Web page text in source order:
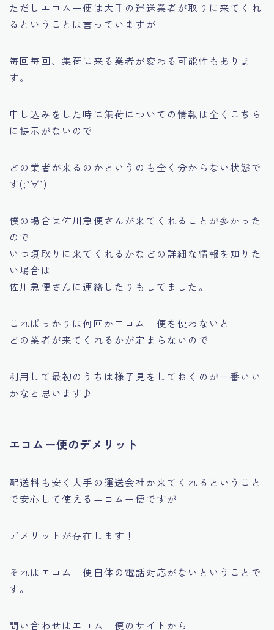
ただしエコムー便は大手の運送業者が取りに来てくれ
るということは言っていますが
毎回毎回、集荷に来る業者が変わる可能性もありま
す。
申し込みをした時に集荷についての情報は全くこちら
に提示がないので
どの業者が来るのかというのも全く分からない状態で
す(;’∀’)
僕の場合は佐川急便さんが来てくれることが多かった
ので
いつ頃取りに来てくれるかなどの詳細な情報を知りた
い場合は
佐川急便さんに連絡したりもしてました。
こればっかりは何回かエコムー便を使わないと
どの業者が来てくれるかが定まらないので
利用して最初のうちは様子見をしておくのが一番いい
かなと思います♪
エコムー便のデメリット
配送料も安く大手の運送会社か来てくれるということ
で安心して使えるエコムー便ですが
デメリットが存在します！
それはエコムー便自体の電話対応がないということで
す。
問い合わせはエコムー便のサイトから